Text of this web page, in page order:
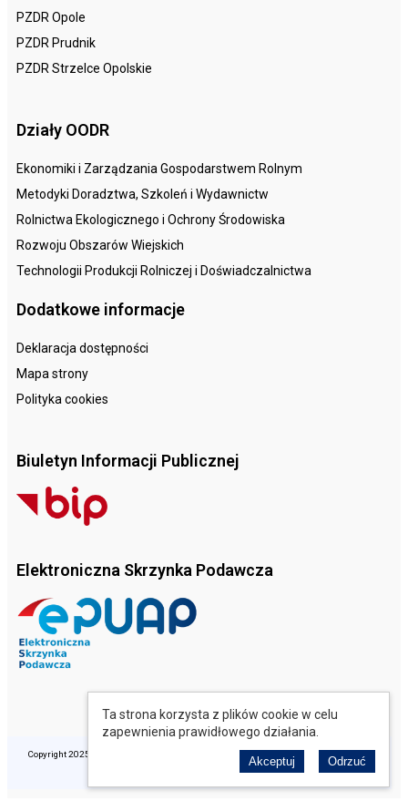
PZDR Opole
PZDR Prudnik
PZDR Strzelce Opolskie
Działy OODR
Ekonomiki i Zarządzania Gospodarstwem Rolnym
Metodyki Doradztwa, Szkoleń i Wydawnictw
Rolnictwa Ekologicznego i Ochrony Środowiska
Rozwoju Obszarów Wiejskich
Technologii Produkcji Rolniczej i Doświadczalnictwa
Dodatkowe informacje
Deklaracja dostępności
Mapa strony
Polityka cookies
Biuletyn Informacji Publicznej
Elektroniczna Skrzynka Podawcza
Copyright 2025 © Opolski Ośrodek Doradztwa Rolniczego. Wszelkie prawa zastrzeżone.
Realizacja: perfekcyjneStrony.pl
Ta strona korzysta z plików cookie w celu
zapewnienia prawidłowego działania.
Akceptuj Odrzuć